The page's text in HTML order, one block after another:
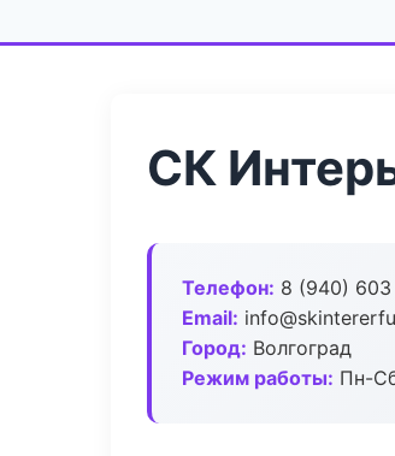
СК
Телефон: 8 (940) 603
Email:
Город: Волгоград
Режим работы: Пн-